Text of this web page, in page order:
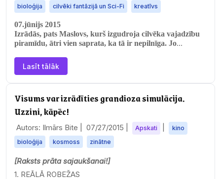
bioloģija cilvēki fantāzijā un Sci-Fi kreatīvs
07.jūnijs 2015
Izrādās, pats Maslovs, kurš izgudroja cilvēka vajadzību
piramīdu, ātri vien saprata, ka tā ir nepilnīga. Jo
Lasīt tālāk
Visums var izrādīties grandioza simulācija.
Uzzini, kāpēc!
Autors: Ilmārs Bite | 07/27/2015 Apskati
kino
bioloģija
kosmoss zinātne
[Raksts prāta sajaukšanai!]
1. REĀLĀ ROBEŽAS